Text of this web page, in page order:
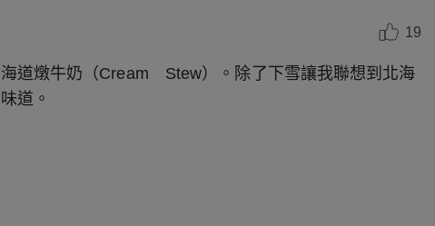
19
道燉牛奶（Cream Stew）。除了下雪讓我聯想到北海
道。